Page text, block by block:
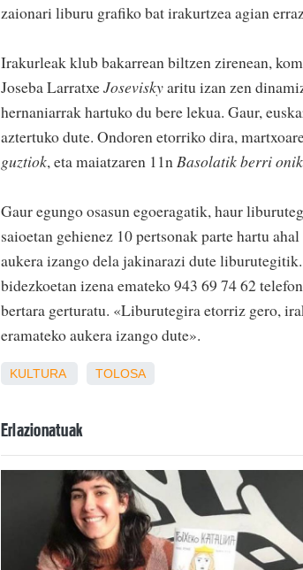
zaionari liburu grafiko bat irakurtzea agian
Irakurleak klub bakarrean biltzen zirenean,
Joseba LarratxeJoseviskyaritu izan zen
hernaniarrak hartuko du bere lekua. Gaur,
aztertuko dute. Ondoren etorriko dira,
guztiok, eta maiatzaren 11nBasolatik berri
Gaur egungo osasun egoeragatik, haur
saioetan gehienez 10 pertsonak parte hartu
aukera izango dela jakinarazi dute
bidezkoetan izena emateko 943 69 74 62
bertara gerturatu. «Liburutegira etorriz gero,
eramateko aukera izango dute».
KULTURA TOLOSA
Erlazionatuak